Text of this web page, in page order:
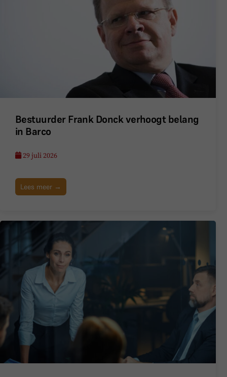
Bestuurder Frank Donck verhoogt belang
in Barco
29 juli 2026
Lees meer →